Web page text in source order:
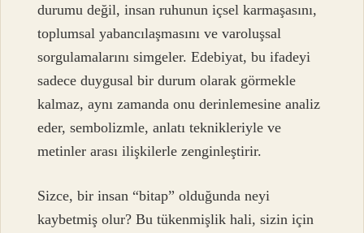
durumu değil, insan ruhunun içsel karmaşasını,
toplumsal yabancılaşmasını ve varoluşsal
sorgulamalarını simgeler. Edebiyat, bu ifadeyi
sadece duygusal bir durum olarak görmekle
kalmaz, aynı zamanda onu derinlemesine analiz
eder, sembolizmle, anlatı teknikleriyle ve
metinler arası ilişkilerle zenginleştirir.
Sizce, bir insan “bitap” olduğunda neyi
kaybetmiş olur? Bu tükenmişlik hali, sizin için